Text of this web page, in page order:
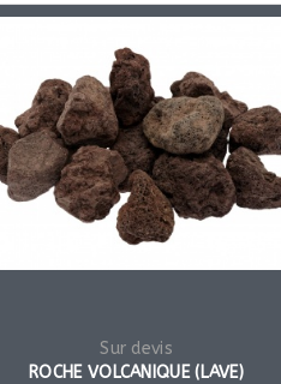
Sur devis
ROCHE VOLCANIQUE (LAVE)